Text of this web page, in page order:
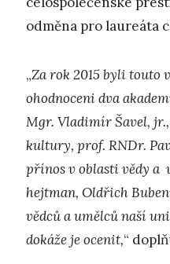
odměna pro laureáta
„Za rok 2015 byli touto
ohodnoceni dva
Mgr. Vladimír Šavel,
kultury, prof. RNDr.
přínos v oblasti vědy a
hejtman, Oldřich
vědců a umělců naší
dokáže je ocenit,“